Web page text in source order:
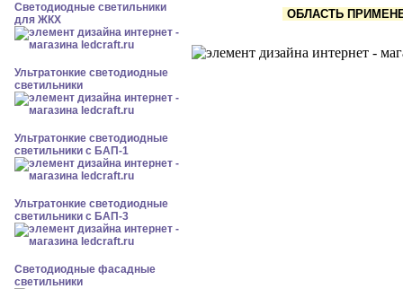
Светодиодные светильники
для ЖКХ
Ультратонкие светодиодные
светильники
Ультратонкие светодиодные
светильники с БАП-1
Ультратонкие светодиодные
светильники с БАП-3
Светодиодные фасадные
светильники
ОБЛАСТЬ